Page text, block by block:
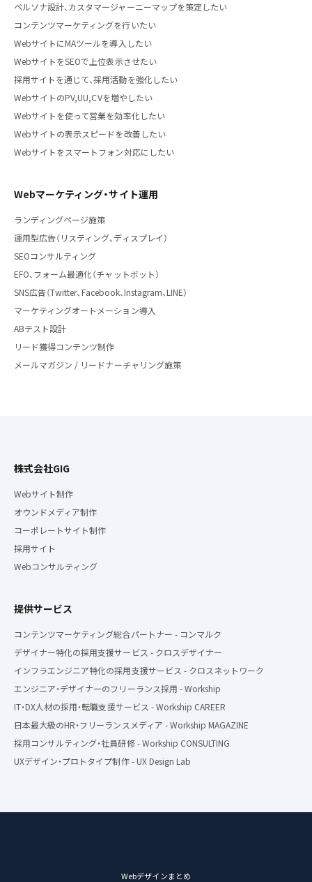
ペルソナ設計、カスタマージャーニーマップを策定したい
コンテンツマーケティングを行いたい
WebサイトにMAツールを導入したい
WebサイトをSEOで上位表示させたい
採用サイトを通じて、採用活動を強化したい
WebサイトのPV,UU,CVを増やしたい
Webサイトを使って営業を効率化したい
Webサイトの表示スピードを改善したい
Webサイトをスマートフォン対応にしたい
Webマーケティング・サイト運用
ランディングページ施策
運用型広告（リスティング、ディスプレイ）
SEOコンサルティング
EFO、フォーム最適化（チャットボット）
SNS広告（Twitter、Facebook、Instagram、LINE）
マーケティングオートメーション導入
ABテスト設計
リード獲得コンテンツ制作
メールマガジン / リードナーチャリング施策
株式会社GIG
Webサイト制作
オウンドメディア制作
コーポレートサイト制作
採用サイト
Webコンサルティング
提供サービス
コンテンツマーケティング総合パートナー - コンマルク
デザイナー特化の採用支援サービス - クロスデザイナー
インフラエンジニア特化の採用支援サービス - クロスネットワーク
エンジニア・デザイナーのフリーランス採用 - Workship
IT・DX人材の採用・転職支援サービス - Workship CAREER
日本最大級のHR・フリーランスメディア - Workship MAGAZINE
採用コンサルティング・社員研修 - Workship CONSULTING
UXデザイン・プロトタイプ制作 - UX Design Lab
Webデザインまとめ